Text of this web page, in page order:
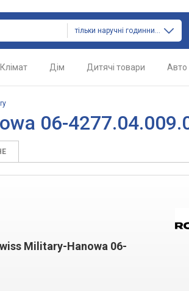
тільки наручні годинники
Клімат Дім Дитячі товари Авто
06-
Military-Hanowa 06-